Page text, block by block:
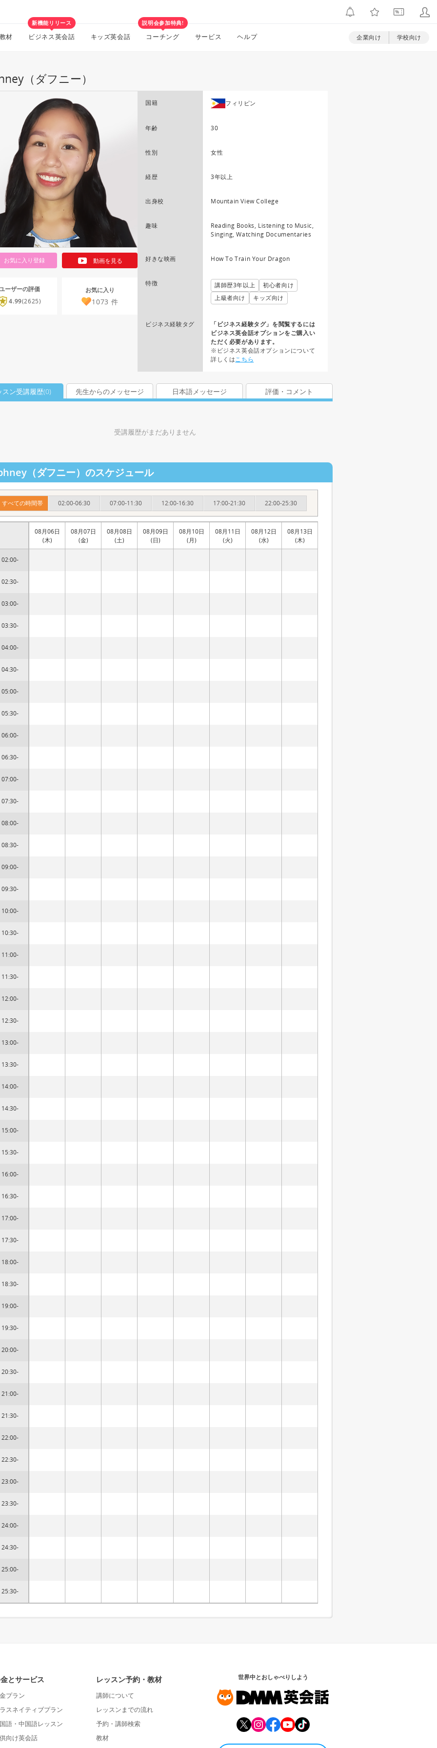
材
新機能リリース
ビジネス英会話 キッズ英会話
説明会参加特典!
コーチング サービス ヘルプ 企業向け 学校向け
（ダフニー）
お気に入り登録 動画を見る
ーザーの評価
4.99(2625)
お気に入り
1073 件
国籍 フィリピン
年齢 30
性別 女性
経歴 3年以上
出身校 Mountain View College
趣味
Reading Books, Listening to Music,
Singing, Watching Documentaries
好きな映画 How To Train Your Dragon
特徴 講師歴3年以上
初心者向け
上級者向け
キッズ向け
ビジネス経験タグ
「ビジネス経験タグ」を閲覧するには
ビジネス英会話オプションをご購入い
ただく必要があります。
※ビジネス英会話オプションについて
詳しくはこちら
スン受講履歴(0) 先生からのメッセージ 日本語メッセージ 評価・コメント
受講履歴がまだありません
（ダフニー）のスケジュール
すべての時間帯 02:00-06:30 07:00-11:30 12:00-16:30 17:00-21:30 22:00-25:30
02:00-
02:30-
03:00-
03:30-
04:00-
04:30-
05:00-
05:30-
06:00-
06:30-
07:00-
07:30-
08:00-
08:30-
09:00-
09:30-
10:00-
10:30-
11:00-
11:30-
12:00-
12:30-
13:00-
13:30-
14:00-
14:30-
15:00-
15:30-
16:00-
16:30-
17:00-
17:30-
18:00-
18:30-
19:00-
19:30-
20:00-
20:30-
21:00-
21:30-
22:00-
22:30-
23:00-
23:30-
24:00-
24:30-
25:00-
25:30-
08月06日
(木)
08月07日
(金)
08月08日
(土)
08月09日
(日)
08月10日
(月)
08月11日
(火)
08月12日
(水)
08月13日
(木)
とサービス
プラン
スネイティブプラン
語・中国語レッスン
向け英会話
レッスン予約・教材
講師について
レッスンまでの流れ
予約・講師検索
教材
世界中とおしゃべりしよう